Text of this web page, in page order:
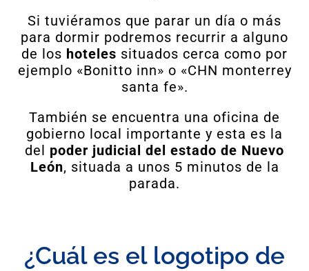
Si tuviéramos que parar un día o más
para dormir podremos recurrir a alguno
de los hoteles situados cerca como por
ejemplo «Bonitto inn» o «CHN monterrey
santa fe».
También se encuentra una oficina de
gobierno local importante y esta es la
del poder judicial del estado de Nuevo
León, situada a unos 5 minutos de la
parada.
¿Cuál es el logotipo de